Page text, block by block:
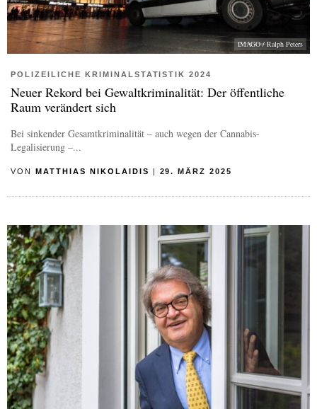
IMAGO / Ralph Peters
POLIZEILICHE KRIMINALSTATISTIK 2024
Neuer Rekord bei Gewaltkriminalität: Der öffentliche
Raum verändert sich
Bei sinkender Gesamtkriminalität – auch wegen der Cannabis-
Legalisierung –...
VON MATTHIAS NIKOLAIDIS | 29. MÄRZ 2025